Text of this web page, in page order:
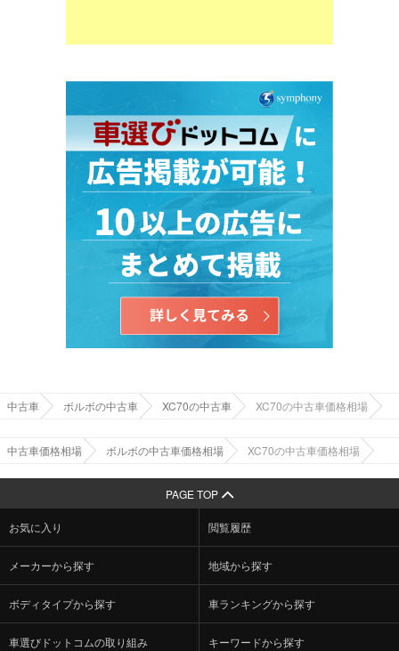
中古車 ボルボの中古車 XC70の中古車 XC70の中古車価格相場
中古車価格相場 ボルボの中古車価格相場 XC70の中古車価格相場
PAGE TOP
お気に入り 閲覧履歴
メーカーから探す 地域から探す
ボディタイプから探す 車ランキングから探す
車選びドットコムの取り組み キーワードから探す